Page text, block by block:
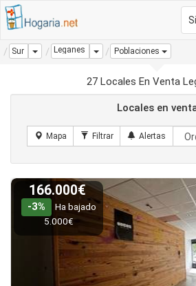
Sur Dropdown
Leganes Dropdown
Poblaciones
27 Locales En Venta
Locales en
166.000€
-3%
Ha bajado
5.000€